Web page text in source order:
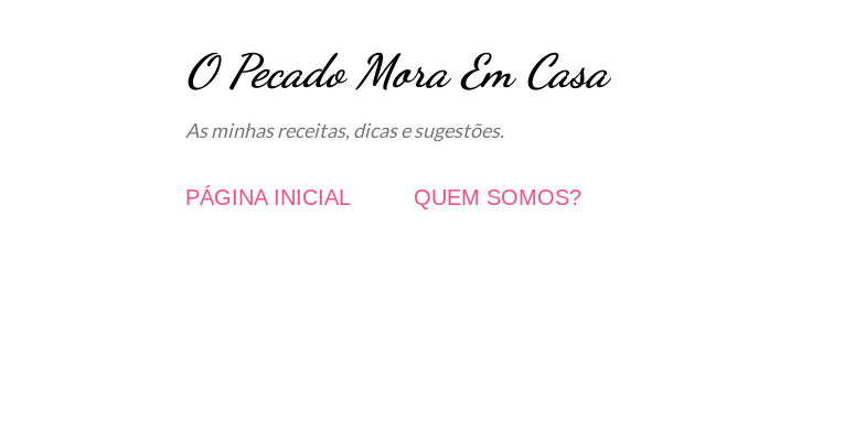
O Pecado Mora Em Casa
As minhas receitas, dicas e sugestões.
PÁGINA INICIAL QUEM SOMOS?